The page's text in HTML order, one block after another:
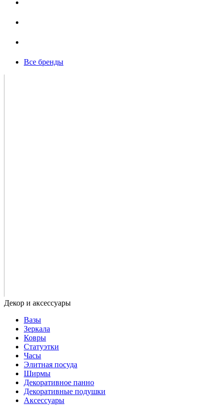
Вазы
Зеркала
Ковры
Статуэтки
Часы
Элитная посуда
Ширмы
Декоративное панно
Декоративные подушки
Аксессуары